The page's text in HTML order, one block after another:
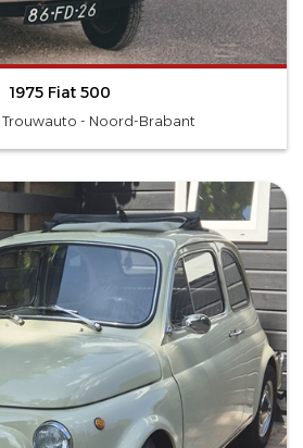
1975 Fiat 500
Trouwauto - Noord-Brabant